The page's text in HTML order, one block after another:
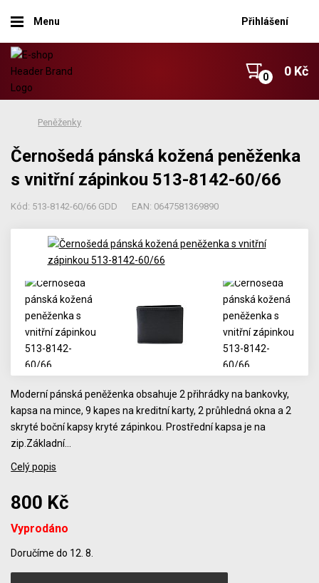
Menu Přihlášení
0 Kč
Peněženky
Černošedá pánská kožená peněženka
s vnitřní zápinkou 513-8142-60/66
Kód: 513-8142-60/66 GDD EAN: 0647581369890
Moderní pánská peněženka obsahuje 2 přihrádky na bankovky,
kapsa na mince, 9 kapes na kreditní karty, 2 průhledná okna a 2
skryté boční kapsy kryté zápinkou. Prostřední kapsa je na
zip.Základní…
Celý popis
800 Kč
Vyprodáno
Doručíme do 12. 8.
Počet